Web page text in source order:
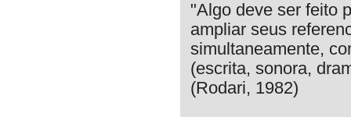
"Algo deve ser feito
ampliar seus
simultaneamente,
(escrita, sonora,
(Rodari, 1982)